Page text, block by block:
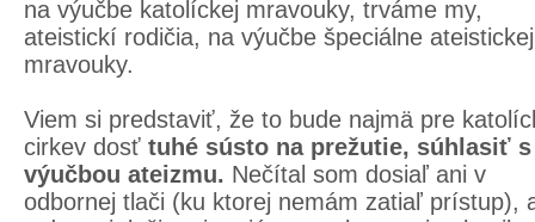
na výučbe katolíckej mravouky, trváme my,
ateistickí rodičia, na výučbe špeciálne ateistickej
mravouky.
Viem si predstaviť, že to bude najmä pre
cirkev dosť tuhé sústo na prežutie, súhlasiť s
výučbou ateizmu. Nečítal som dosiaľ ani v
odbornej tlači (ku ktorej nemám zatiaľ prístup),